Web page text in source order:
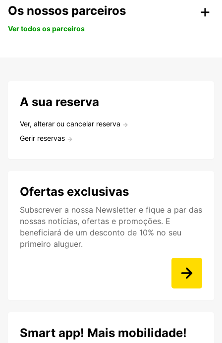
Os nossos parceiros
Ver todos os parceiros
A sua reserva
Ver, alterar ou cancelar reserva
Gerir reservas
Ofertas exclusivas
Subscrever a nossa Newsletter e fique a par das
nossas notícias, ofertas e promoções. E
beneficiará de um desconto de 10% no seu
primeiro aluguer.
Smart app! Mais mobilidade!